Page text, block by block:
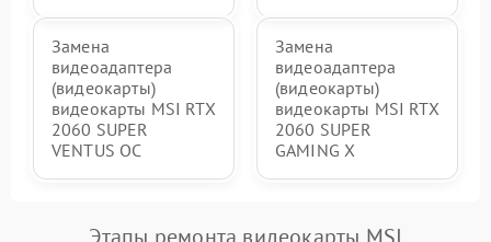
Замена
видеоадаптера
(видеокарты)
видеокарты MSI RTX
2060 SUPER
VENTUS OC
Замена
видеоадаптера
(видеокарты)
видеокарты MSI RTX
2060 SUPER
GAMING X